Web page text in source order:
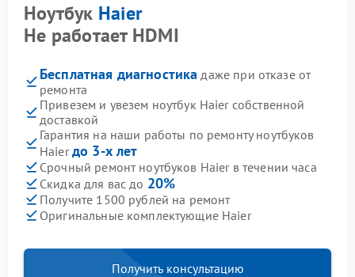
Ноутбук Haier
Не работает HDMI
Бесплатная диагностика даже при отказе от
ремонта
Привезем и увезем ноутбук Haier собственной
доставкой
Гарантия на наши работы по ремонту ноутбуков
Haierдо 3-х лет
Срочный ремонт ноутбуков Haier в течении часа
Скидка для вас до 20%
Получите 1500 рублей на ремонт
Оригинальные комплектующие Haier
Получить консультацию